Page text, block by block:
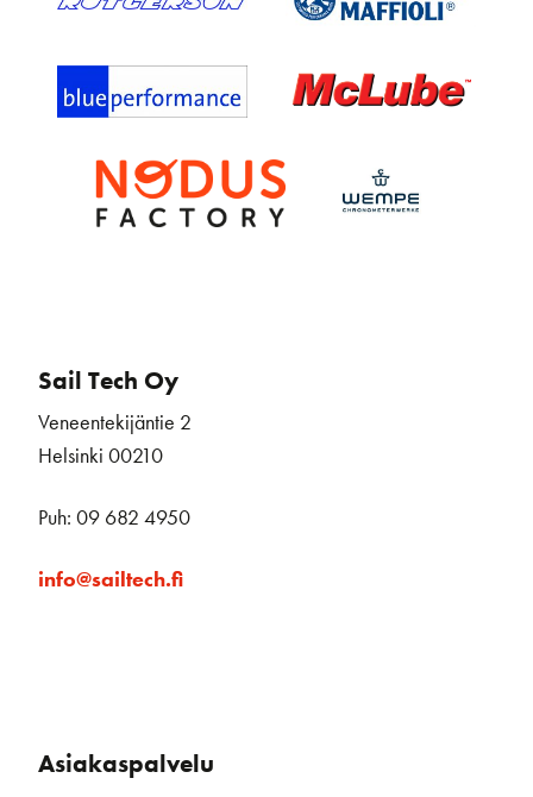
Sail Tech Oy
Veneentekijäntie 2
Helsinki 00210
Puh: 09 682 4950
info@sailtech.fi
Asiakaspalvelu